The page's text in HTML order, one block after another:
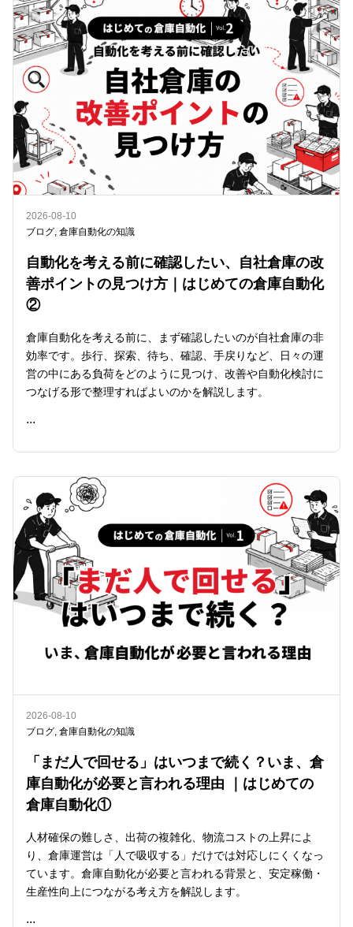
2026-08-10
ブログ, 倉庫自動化の知識
自動化を考える前に確認したい、自社倉庫の改
善ポイントの見つけ方｜はじめての倉庫自動化
②
倉庫自動化を考える前に、まず確認したいのが自社倉庫の非
効率です。歩行、探索、待ち、確認、手戻りなど、日々の運
営の中にある負荷をどのように見つけ、改善や自動化検討に
つなげる形で整理すればよいのかを解説します。
...
READ ME
2026-08-10
ブログ, 倉庫自動化の知識
「まだ人で回せる」はいつまで続く？いま、倉
庫自動化が必要と言われる理由 ｜はじめての
倉庫自動化①
人材確保の難しさ、出荷の複雑化、物流コストの上昇によ
り、倉庫運営は「人で吸収する」だけでは対応しにくくなっ
ています。倉庫自動化が必要と言われる背景と、安定稼働・
生産性向上につながる考え方を解説します。
...
READ ME